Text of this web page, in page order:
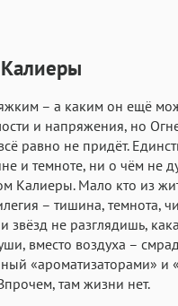
– а каким он ещё
и напряжения, но
равно не придёт.
и темноте, ни о чём не
Калиеры. Мало кто из
– тишина, темнота,
звёзд не разглядишь,
вместо воздуха –
«ароматизаторами» и
там жизни нет.